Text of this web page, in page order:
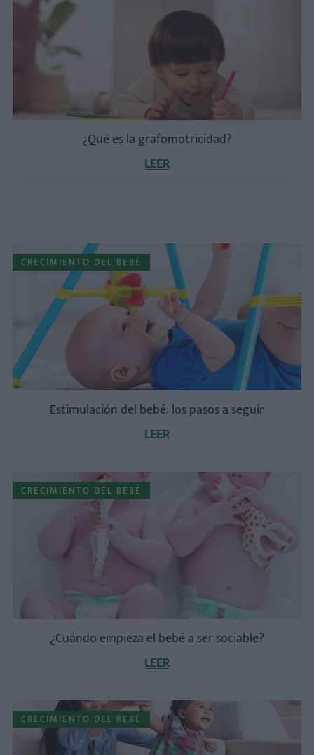
¿Qué es la grafomotricidad?
LEER
CRECIMIENTO DEL BEBÉ
Estimulación del bebé: los pasos a seguir
LEER
CRECIMIENTO DEL BEBÉ
¿Cuándo empieza el bebé a ser sociable?
LEER
CRECIMIENTO DEL BEBÉ